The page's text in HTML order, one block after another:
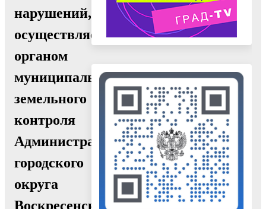
нарушений,
осуществляемой
органом
муниципального
земельного
контроля
Администрации
городского
округа
Воскресенск